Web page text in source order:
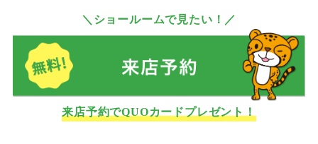
＼ショールームで見たい！／
来店予約でQUOカードプレゼント！